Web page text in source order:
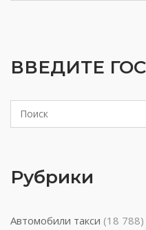
ВВЕДИТЕ
Рубрики
Автомобили такси (18 788)